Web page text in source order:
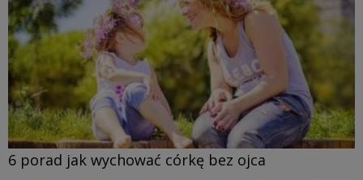
6 porad jak wychować córkę bez ojca